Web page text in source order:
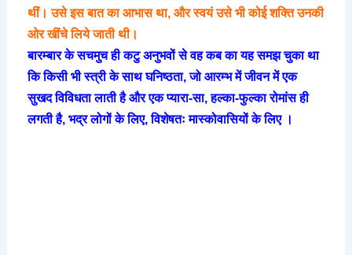
थीं। उसे इस बात का आभास था, और स्वयं उसे भी कोई शक्ति उनकी
ओर खींचे लिये जाती थी।
बारम्बार के सचमुच ही कटु अनुभवों से वह कब का यह समझ चुका था
कि किसी भी स्त्री के साथ घनिष्ठता, जो आरम्भ में जीवन में एक
सुखद विविधता लाती है और एक प्यारा-सा, हल्का-फुल्का रोमांस ही
लगती है, भद्र लोगों के लिए, विशेषतः मास्कोवासियों के लिए ।